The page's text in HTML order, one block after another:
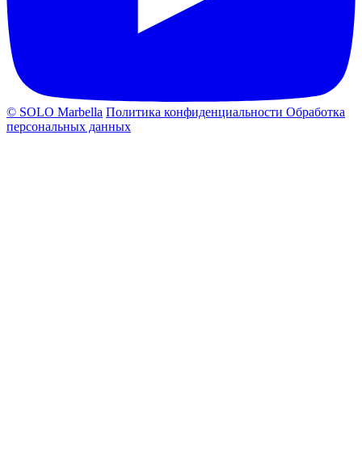
© SOLO Marbella Политика конфиденциальности Обработка
персональных данных